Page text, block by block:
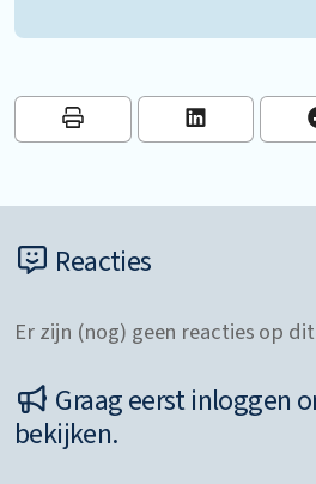
Reacties
Er zijn (nog) geen reacties op
Graag eerst inloggen
bekijken.